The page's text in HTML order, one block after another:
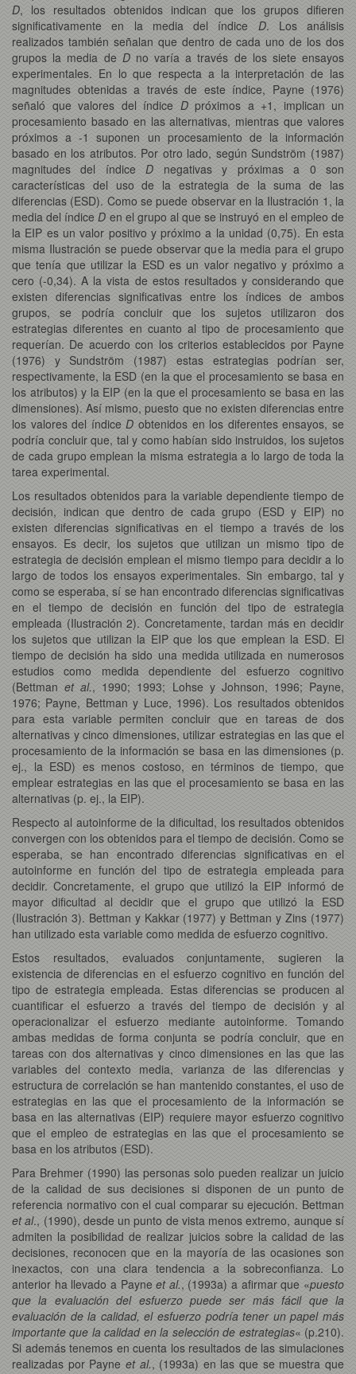
D, los resultados obtenidos indican que los grupos difieren
significativamente en la media del índice D. Los análisis
realizados también señalan que dentro de cada uno de los dos
grupos la media de Dno varía a través de los siete ensayos
experimentales. En lo que respecta a la interpretación de las
magnitudes obtenidas a través de este índice, Payne (1976)
señaló que valores del índice Dpróximos a +1, implican un
procesamiento basado en las alternativas, mientras que valores
próximos a -1 suponen un procesamiento de la información
basado en los atributos. Por otro lado, según Sundström (1987)
magnitudes del índice D negativas y próximas a 0 son
características del uso de la estrategia de la suma de las
diferencias (ESD). Como se puede observar en la Ilustración 1, la
media del índice D en el grupo al que se instruyó en el empleo de
la EIP es un valor positivo y próximo a la unidad (0,75). En esta
misma Ilustración se puede observar que la media para el grupo
que tenía que utilizar la ESD es un valor negativo y próximo a
cero (-0,34). A la vista de estos resultados y considerando que
existen diferencias significativas entre los índices de ambos
grupos, se podría concluir que los sujetos utilizaron dos
estrategias diferentes en cuanto al tipo de procesamiento que
requerían. De acuerdo con los criterios establecidos por Payne
(1976) y Sundström (1987) estas estrategias podrían ser,
respectivamente, la ESD (en la que el procesamiento se basa en
los atributos) y la EIP (en la que el procesamiento se basa en las
dimensiones). Así mismo, puesto que no existen diferencias entre
los valores del índice D obtenidos en los diferentes ensayos, se
podría concluir que, tal y como habían sido instruidos, los sujetos
de cada grupo emplean la misma estrategia a lo largo de toda la
tarea experimental.
Los resultados obtenidos para la variable dependiente tiempo de
decisión, indican que dentro de cada grupo (ESD y EIP) no
existen diferencias significativas en el tiempo a través de los
ensayos. Es decir, los sujetos que utilizan un mismo tipo de
estrategia de decisión emplean el mismo tiempo para decidir a lo
largo de todos los ensayos experimentales. Sin embargo, tal y
como se esperaba, sí se han encontrado diferencias significativas
en el tiempo de decisión en función del tipo de estrategia
empleada (Ilustración 2). Concretamente, tardan más en decidir
los sujetos que utilizan la EIP que los que emplean la ESD. El
tiempo de decisión ha sido una medida utilizada en numerosos
estudios como medida dependiente del esfuerzo cognitivo
(Bettmanet al., 1990; 1993; Lohse y Johnson, 1996; Payne,
1976; Payne, Bettman y Luce, 1996). Los resultados obtenidos
para esta variable permiten concluir que en tareas de dos
alternativas y cinco dimensiones, utilizar estrategias en las que el
procesamiento de la información se basa en las dimensiones (p.
ej., la ESD) es menos costoso, en términos de tiempo, que
emplear estrategias en las que el procesamiento se basa en las
alternativas (p. ej., la EIP).
Respecto al autoinforme de la dificultad, los resultados obtenidos
convergen con los obtenidos para el tiempo de decisión. Como se
esperaba, se han encontrado diferencias significativas en el
autoinforme en función del tipo de estrategia empleada para
decidir. Concretamente, el grupo que utilizó la EIP informó de
mayor dificultad al decidir que el grupo que utilizó la ESD
(Ilustración 3). Bettman y Kakkar (1977) y Bettman y Zins (1977)
han utilizado esta variable como medida de esfuerzo cognitivo.
Estos resultados, evaluados conjuntamente, sugieren la
existencia de diferencias en el esfuerzo cognitivo en función del
tipo de estrategia empleada. Estas diferencias se producen al
cuantificar el esfuerzo a través del tiempo de decisión y al
operacionalizar el esfuerzo mediante autoinforme. Tomando
ambas medidas de forma conjunta se podría concluir, que en
tareas con dos alternativas y cinco dimensiones en las que las
variables del contexto media, varianza de las diferencias y
estructura de correlación se han mantenido constantes, el uso de
estrategias en las que el procesamiento de la información se
basa en las alternativas (EIP) requiere mayor esfuerzo cognitivo
que el empleo de estrategias en las que el procesamiento se
basa en los atributos (ESD).
Para Brehmer (1990) las personas solo pueden realizar un juicio
de la calidad de sus decisiones si disponen de un punto de
referencia normativo con el cual comparar su ejecución. Bettman
et al., (1990), desde un punto de vista menos extremo, aunque sí
admiten la posibilidad de realizar juicios sobre la calidad de las
decisiones, reconocen que en la mayoría de las ocasiones son
inexactos, con una clara tendencia a la sobreconfianza. Lo
anterior ha llevado a Payneet al., (1993a) a afirmar que «puesto
que la evaluación del esfuerzo puede ser más fácil que la
evaluación de la calidad, el esfuerzo podría tener un papel más
importante que la calidad en la selección de estrategias« (p.210).
Si además tenemos en cuenta los resultados de las simulaciones
realizadas por Payne et al., (1993a) en las que se muestra que